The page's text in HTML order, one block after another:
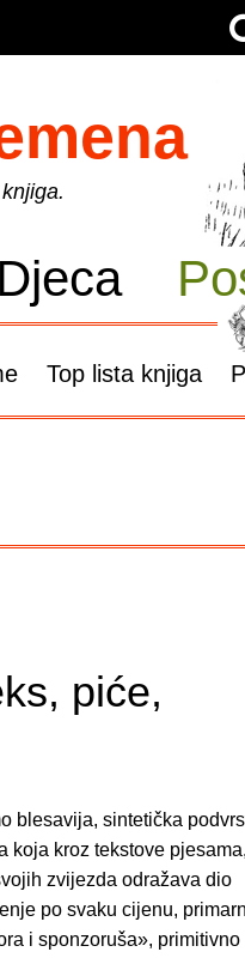
Djeca
Top lista knjiga
piće,
blesavija, sintetička
koja kroz tekstove pjesama,
zvijezda odražava dio
po svaku cijenu,
i sponzoruša», primitivno